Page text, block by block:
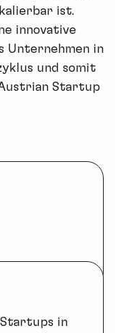
ist.
innovative
Unternehmen in
und somit
Startup
in